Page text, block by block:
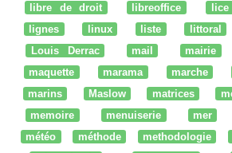
libre de droit
libreoffice lice
lignes
linux liste littoral
Louis Derrac
mail mairie
maquette
marama marche
marins
Maslow matrices
memoire
menuiserie mer
météo
méthode methodologie